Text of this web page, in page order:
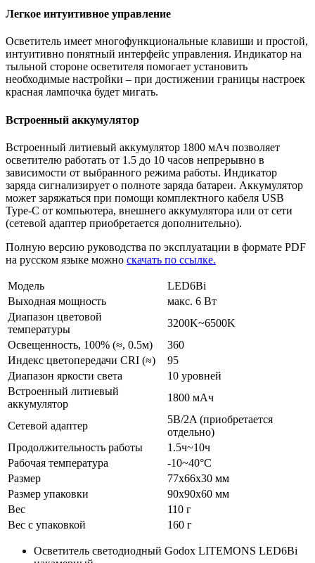
Легкое интуитивное управление
Осветитель имеет многофункциональные клавиши и простой,
интуитивно понятный интерфейс управления. Индикатор на
тыльной стороне осветителя помогает установить
необходимые настройки – при достижении границы настроек
красная лампочка будет мигать.
Встроенный аккумулятор
Встроенный литиевый аккумулятор 1800 мАч позволяет
осветителю работать от 1.5 до 10 часов непрерывно в
зависимости от выбранного режима работы. Индикатор
заряда сигнализирует о полноте заряда батареи. Аккумулятор
может заряжаться при помощи комплектного кабеля USB
Type-C от компьютера, внешнего аккумулятора или от сети
(сетевой адаптер приобретается дополнительно).
Полную версию руководства по эксплуатации в формате PDF
на русском языке можно скачать по ссылке.
Модель
LED6Bi
Выходная мощность
макс. 6 Вт
Диапазон цветовой
температуры
3200K~6500K
Освещенность, 100% (≈, 0.5м)
360
Индекс цветопередачи CRI (≈)
95
Диапазон яркости света
10 уровней
Встроенный литиевый
аккумулятор
1800 мАч
Сетевой адаптер
5В/2A (приобретается
отдельно)
Продолжительность работы
1.5ч~10ч
Рабочая температура
-10~40°C
Размер
77х66х30 мм
Размер упаковки
90х90х60 мм
Вес
110 г
Вес с упаковкой
160 г
Осветитель светодиодный Godox LITEMONS LED6Bi